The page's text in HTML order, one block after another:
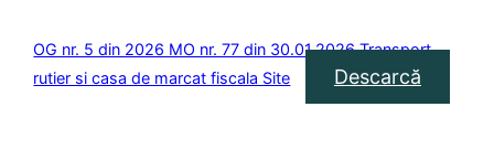
OG nr. 5 din 2026 MO nr. 77 din 30.01.2026 Transport
rutier si casa de marcat fiscala Site
Descarcă